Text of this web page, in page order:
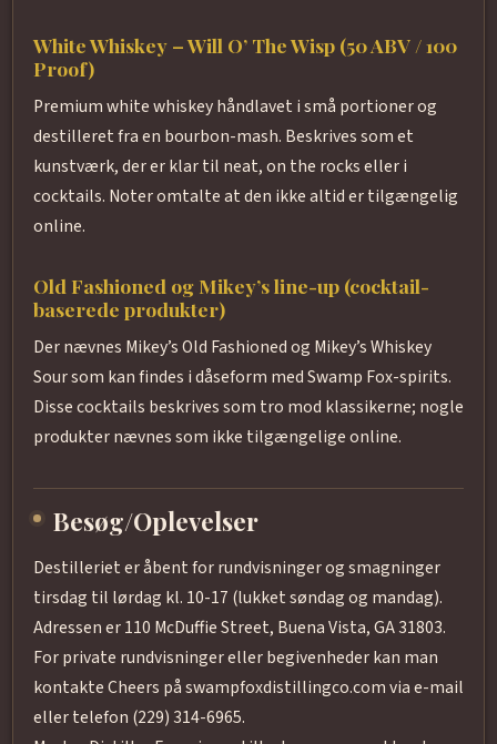
White Whiskey – Will O’ The Wisp (50 ABV / 100
Proof)
Premium white whiskey håndlavet i små portioner og
destilleret fra en bourbon-mash. Beskrives som et
kunstværk, der er klar til neat, on the rocks eller i
cocktails. Noter omtalte at den ikke altid er tilgængelig
online.
Old Fashioned og Mikey’s line-up (cocktail-
baserede produkter)
Der nævnes Mikey’s Old Fashioned og Mikey’s Whiskey
Sour som kan findes i dåseform med Swamp Fox-spirits.
Disse cocktails beskrives som tro mod klassikerne; nogle
produkter nævnes som ikke tilgængelige online.
Besøg/Oplevelser
Destilleriet er åbent for rundvisninger og smagninger
tirsdag til lørdag kl. 10-17 (lukket søndag og mandag).
Adressen er 110 McDuffie Street, Buena Vista, GA 31803.
For private rundvisninger eller begivenheder kan man
kontakte Cheers på swampfoxdistillingco.com via e-mail
eller telefon (229) 314-6965.